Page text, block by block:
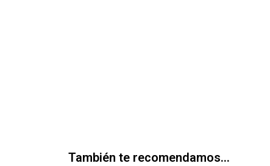
También te recomendamos…